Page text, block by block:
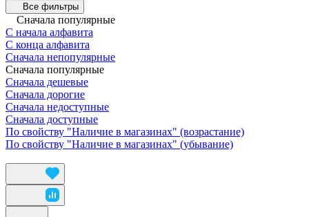
Все фильтры
Сначала популярные
С начала алфавита
С конца алфавита
Сначала непопулярные
Сначала популярные
Сначала дешевые
Сначала дорогие
Сначала недоступные
Сначала доступные
По свойству "Наличие в магазинах" (возрастание)
По свойству "Наличие в магазинах" (убывание)